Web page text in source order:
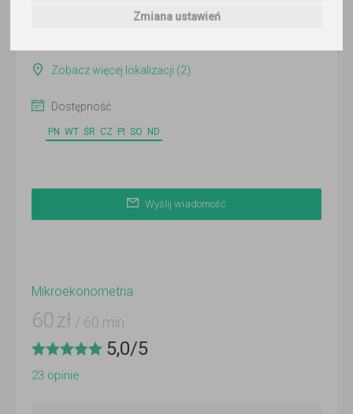
Zmiana ustawień
Zobacz więcej lokalizacji (2)
Dostępność
PN WT ŚR CZ PI SO ND
Wyślij wiadomość
Mikroekonometria
60 zł / 60 min
5,0/5
23 opinie